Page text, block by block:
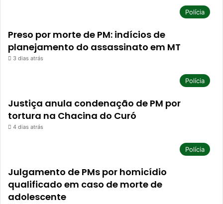
Polícia
Preso por morte de PM: indícios de
planejamento do assassinato em MT
3 dias atrás
Polícia
Justiça anula condenação de PM por
tortura na Chacina do Curó
4 dias atrás
Polícia
Julgamento de PMs por homicídio
qualificado em caso de morte de
adolescente